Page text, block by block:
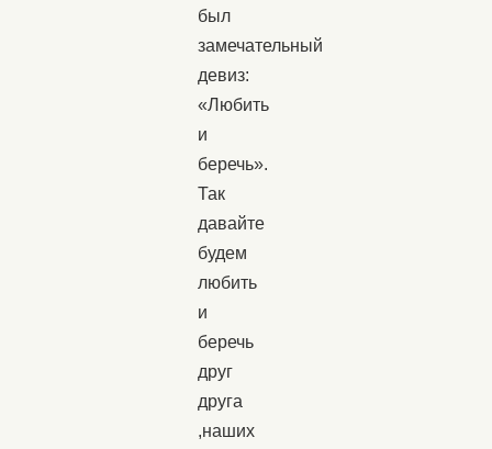
был
замечательный
девиз:
«Любить
и
беречь».
Так
давайте
будем
любить
и
беречь
друг
друга
,наших